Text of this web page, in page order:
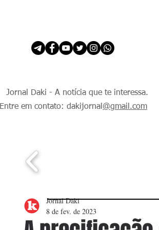
Jornal Daki - A notícia que te interessa.
Entre em contato: dakijornal @gmail.com
Jornal Daki
8 de fev. de 2023